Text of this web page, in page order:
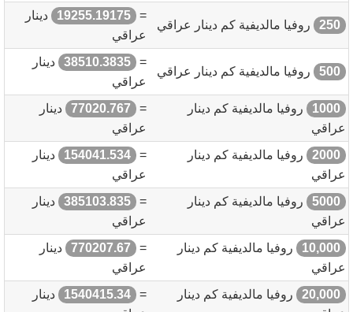
250 روفيا مالديفية كم دينار عراقي
=
19255.19175
دينار
عراقي
500 روفيا مالديفية كم دينار عراقي
=
38510.3835
دينار
عراقي
1000
روفيا مالديفية كم دينار
عراقي
=
77020.767
دينار
عراقي
2000
روفيا مالديفية كم دينار
عراقي
=
154041.534
دينار
عراقي
5000
روفيا مالديفية كم دينار
عراقي
=
385103.835
دينار
عراقي
10,000
روفيا مالديفية كم دينار
عراقي
=
770207.67
دينار
عراقي
20,000
روفيا مالديفية كم دينار
=
1540415.34
دينار